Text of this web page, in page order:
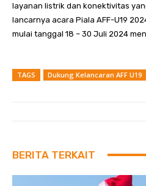
layanan listrik dan konektivitas
lancarnya acara Piala AFF-U19
mulai tanggal 18 – 30 Juli 2024
TAGS Dukung Kelancaran AFF U19
BERITA TERKAIT